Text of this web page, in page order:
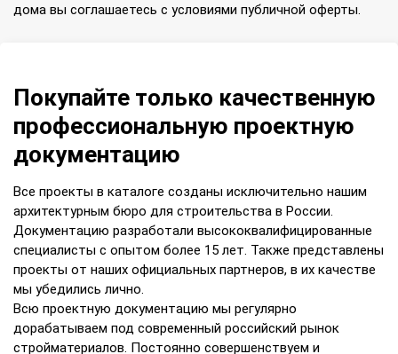
дома вы соглашаетесь с условиями публичной оферты.
Покупайте только качественную
профессиональную проектную
документацию
Все проекты в каталоге созданы исключительно нашим
архитектурным бюро для строительства в России.
Документацию разработали высококвалифицированные
специалисты с опытом более 15 лет. Также представлены
проекты от наших официальных партнеров, в их качестве
мы убедились лично.
Всю проектную документацию мы регулярно
дорабатываем под современный российский рынок
стройматериалов. Постоянно совершенствуем и